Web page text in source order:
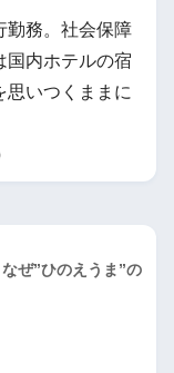
勤務。社会保障
国内ホテルの宿
思いつくままに
ぜ”ひのえうま”の